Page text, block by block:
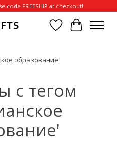
code FREESHIP at checkout!
Отложенные
Корзина
образование
с тегом